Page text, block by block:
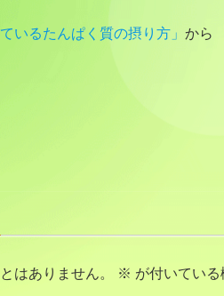
いるたんぱく質の摂り方」 から
はありません。 ※ が付いてい